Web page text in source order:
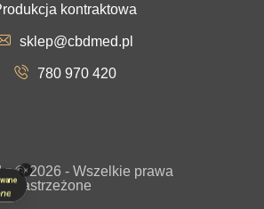
kontraktowa
sklep@cbdmed.pl
780 970 420
© 2026 - Wszelkie prawa
zastrzeżone